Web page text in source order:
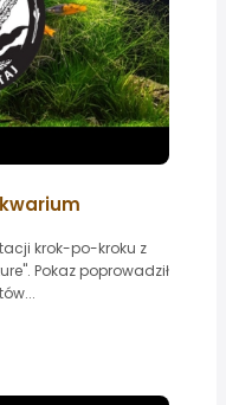
krok-po-kroku z
Pokaz poprowadził